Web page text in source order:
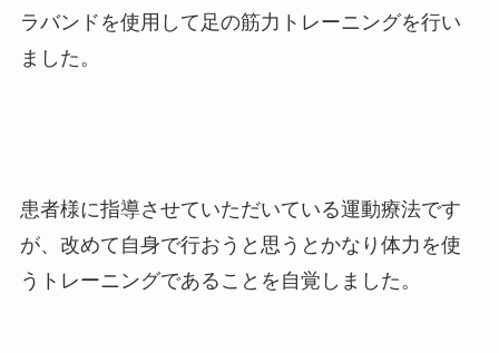
ラバンドを使用して足の筋力トレーニングを行い
ました。
患者様に指導させていただいている運動療法です
が、改めて自身で行おうと思うとかなり体力を使
うトレーニングであることを自覚しました。